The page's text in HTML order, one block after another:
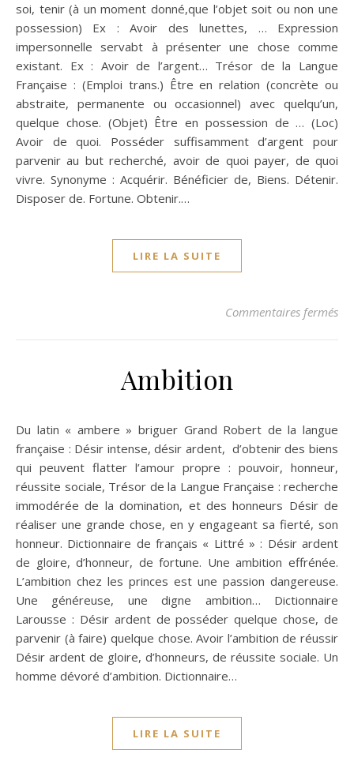
soi, tenir (à un moment donné,que l’objet soit ou non une
possession) Ex : Avoir des lunettes, … Expression
impersonnelle servabt à présenter une chose comme
existant. Ex : Avoir de l’argent… Trésor de la Langue
Française : (Emploi trans.) Être en relation (concrète ou
abstraite, permanente ou occasionnel) avec quelqu’un,
quelque chose. (Objet) Être en possession de … (Loc)
Avoir de quoi. Posséder suffisamment d’argent pour
parvenir au but recherché, avoir de quoi payer, de quoi
vivre. Synonyme : Acquérir. Bénéficier de, Biens. Détenir.
Disposer de. Fortune. Obtenir.…
LIRE LA SUITE
Commentaires fermés
Ambition
Du latin « ambere » briguer Grand Robert de la langue
française : Désir intense, désir ardent, d’obtenir des biens
qui peuvent flatter l’amour propre : pouvoir, honneur,
réussite sociale, Trésor de la Langue Française : recherche
immodérée de la domination, et des honneurs Désir de
réaliser une grande chose, en y engageant sa fierté, son
honneur. Dictionnaire de français « Littré » : Désir ardent
de gloire, d’honneur, de fortune. Une ambition effrénée.
L’ambition chez les princes est une passion dangereuse.
Une généreuse, une digne ambition… Dictionnaire
Larousse : Désir ardent de posséder quelque chose, de
parvenir (à faire) quelque chose. Avoir l’ambition de réussir
Désir ardent de gloire, d’honneurs, de réussite sociale. Un
homme dévoré d’ambition. Dictionnaire…
LIRE LA SUITE